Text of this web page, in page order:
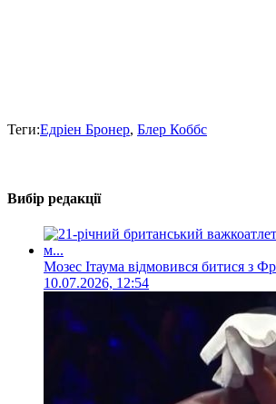
Теги:Едріен Бронер, Блер Коббс
Вибір редакції
Мозес Ітаума відмовився битися з
10.07.2026, 12:54